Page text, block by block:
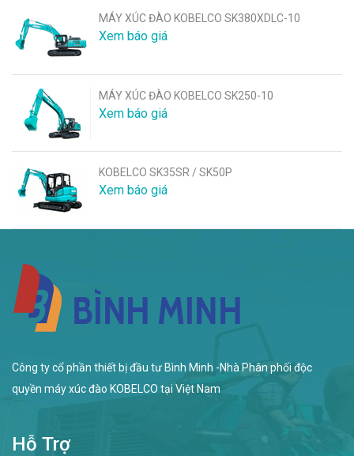
MÁY XÚC ĐÀO KOBELCO SK380XDLC-10
Xem báo giá
MÁY XÚC ĐÀO KOBELCO SK250-10
Xem báo giá
KOBELCO SK35SR / SK50P
Xem báo giá
Công ty cổ phần thiết bị đầu tư Bình Minh -Nhà Phân phối độc
quyền máy xúc đào KOBELCO tại Việt Nam
Hỗ Trợ